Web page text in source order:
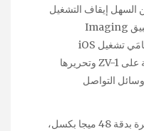
السهل إيقاف التشغيل
إذا كنت تفضل ذلك. يسمح لك تطبيق Imaging
EdgeTM Mobile المجاني لنظامَي تشغيل iOS
وAndroid‏ بنقل الصور الملتقطة على ZV-1 وتحريرها
التواصل
وبفضل الكاميرا الأساسية المتوفرة بدقة 48 ميجا بكسل،